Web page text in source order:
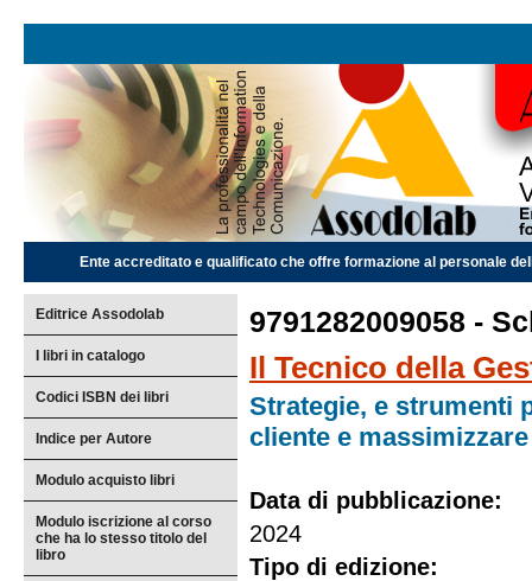
Ente accreditato e qualificato che offre formazione al personale
Editrice Assodolab
I libri in catalogo
Codici ISBN dei libri
Indice per Autore
Modulo acquisto libri
Modulo iscrizione al corso
che ha lo stesso titolo del
libro
9791282009058 -
Il Tecnico della
Strategie, e strumenti
cliente e
Data di pubblicazione:
2024
Tipo di edizione: